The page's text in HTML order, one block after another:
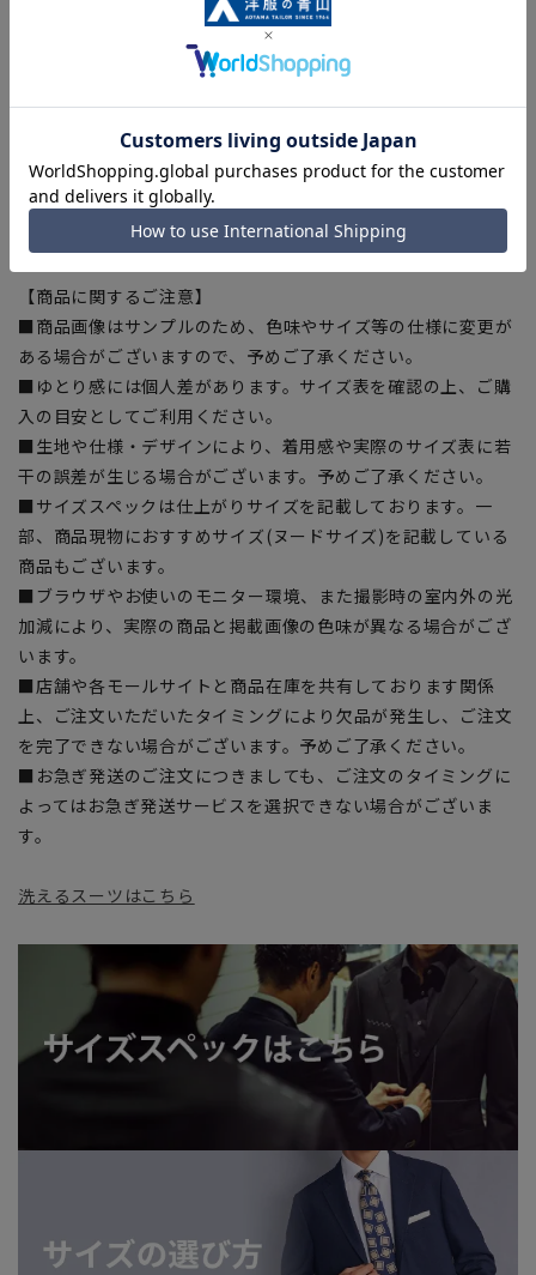
この商品はリサイクル原料を使用し、プラスチック・スマート
■ECOBLUE(100%リサイクルポリエステル)
『ECOBLUE』はマテリアルリサイクルにより、ペットボトル
を繊維へと再生しています。
当製品は裏地の糸の一部に『ECOBLUE』を使用しています。
【シルエット】《細め(スリム)》 (当社比)
【商品に関するご注意】
■商品画像はサンプルのため、色味やサイズ等の仕様に変更が
ある場合がございますので、予めご了承ください。
■ゆとり感には個人差があります。サイズ表を確認の上、ご購
入の目安としてご利用ください。
■生地や仕様・デザインにより、着用感や実際のサイズ表に若
干の誤差が生じる場合がございます。予めご了承ください。
■サイズスペックは仕上がりサイズを記載しております。一
部、商品現物におすすめサイズ(ヌードサイズ)を記載している
商品もございます。
■ブラウザやお使いのモニター環境、また撮影時の室内外の光
加減により、実際の商品と掲載画像の色味が異なる場合がござ
います。
■店舗や各モールサイトと商品在庫を共有しております関係
上、ご注文いただいたタイミングにより欠品が発生し、ご注文
を完了できない場合がございます。予めご了承ください。
■お急ぎ発送のご注文につきましても、ご注文のタイミングに
よってはお急ぎ発送サービスを選択できない場合がございま
す。
洗えるスーツはこちら